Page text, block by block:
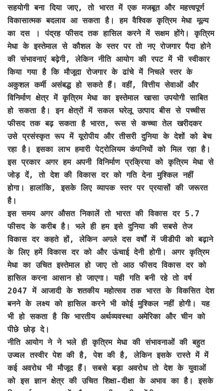
सहयोगी बना दिया जाए, तो भारत में एक मजबूत और महत्त्वपूर्ण
विकासात्मक बदलाव आ सकता है। हम वैश्विक कृत्रिम मेधा मूल्य
का दस । पंद्रह फीसद तक हासिल करने में सक्षम होंगे। कृत्रिम
मेधा के इस्तेमाल से कौशल के स्तर पर तो नए रोजगार पैदा होने
की संभावनाएं बढ़ेगी, लेकिन नीति आयोग की रपट में भी स्वीकार
किया गया है कि मौजूदा रोजगार के ढांचे में निचले स्तर के
अकुशल कर्मी असंबद्ध हो सकते हैं। वहीं, वित्तीय सेवाओं और
विनिर्माण क्षेत्र में कृत्रिम मेधा का इस्तेमाल खासा उपयोगी साबित
हो सकता है। इन क्षेत्रों में सकल घरेलू उत्पाद बीस से पच्चीस
फीसद तक बढ़ सकता है भारत, रूस से कच्चा तेल खरीदकर
उसे प्रसंस्कृत रूप में यूरोपीय और तीसरी दुनिया के देशों को बेच
रहा है। इसका लाभ हमारी पेट्रोलियम कंपनियों को मिल रहा है।
इस प्रकार अगर हम अपनी विनिर्माण प्रक्रिया को कृत्रिम मेधा से
जोड़ दें, तो देश की विकास दर को गति देना मुश्किल नहीं
होगा। हालांकि, इसके लिए व्यापक स्तर पर प्रयासों की जरूरत
है।
इस समय अगर औसत निकालें तो भारत की विकास दर 5.7
फीसद के करीब है। भले ही हम इसे दुनिया की सबसे तेज
विकास दर कहते हों, लेकिन अगले दस वर्षों में जीडीपी को बढ़ाने
के लिए हमें विकास दर को और ऊंचाई देनी होगी। अगर कृत्रिम
मेधा का उचित इस्तेमाल हो जाए तो आठ फीसद विकास दर को
हासिल करना आसान हो जाएगा। यही गति बनी रहे तो वर्ष
2047 में आजादी के शतकीय महोत्सव तक भारत के विकसित देश
बनने के लक्ष्य को हासिल करने भी कोई मुश्किल नहीं होगी। यह
भी हो सकता है कि भारतीय अर्थव्यवस्था अमेरिका और चीन को
पीछे छोड़ दे।
नीति आयोग ने ने भले ही कृत्रिम मेधा की संभावनाओं की बहुत
उज्वल तस्वीर पेश की है, पेश की है, लेकिन इसके रास्ते में में
कई अवरोध भी मौजूद हैं। सबसे बड़ा अवरोध तो देश के युवाओं
को इस ज्ञान क्षेत्र की उचित शिक्षा-दीक्षा के अभाव का है। इसके